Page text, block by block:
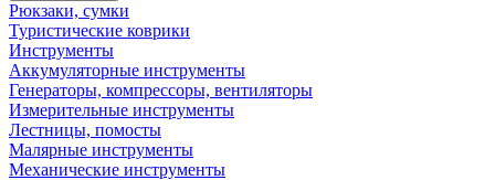
Рюкзаки, сумки
Туристические коврики
Инструменты
Аккумуляторные инструменты
Генераторы, компрессоры, вентиляторы
Измерительные инструменты
Лестницы, помосты
Малярные инструменты
Механические инструменты